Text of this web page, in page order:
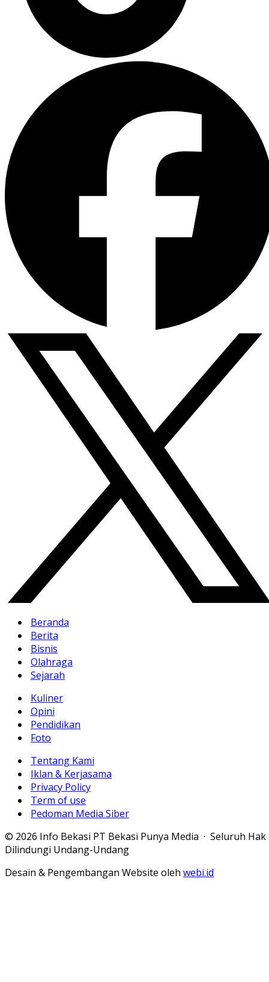
Beranda
Berita
Bisnis
Olahraga
Sejarah
Kuliner
Opini
Pendidikan
Foto
Tentang Kami
Iklan & Kerjasama
Privacy Policy
Term of use
Pedoman Media Siber
© 2026 Info Bekasi PT Bekasi Punya Media · Seluruh Hak
Dilindungi Undang-Undang
Desain & Pengembangan Website oleh webi.id